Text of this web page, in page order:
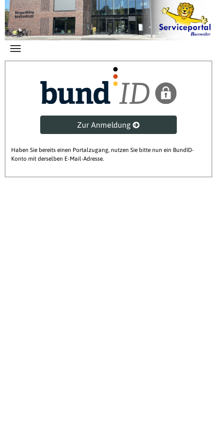
Zum Hauptinhalt springen
Zur Anmeldung
Haben Sie bereits einen Portalzugang, nutzen Sie bitte nun ein BundID-
Konto mit derselben E-Mail-Adresse.